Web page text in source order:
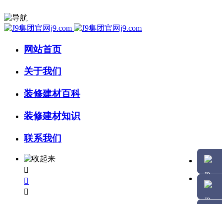
网站首页
关于我们
装修建材百科
装修建材知识
联系我们


